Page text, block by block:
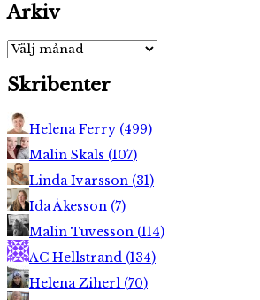
Arkiv
Arkiv
Skribenter
Helena Ferry (499)
Malin Skals (107)
Linda Ivarsson (31)
Ida Åkesson (7)
Malin Tuvesson (114)
AC Hellstrand (134)
Helena Ziherl (70)